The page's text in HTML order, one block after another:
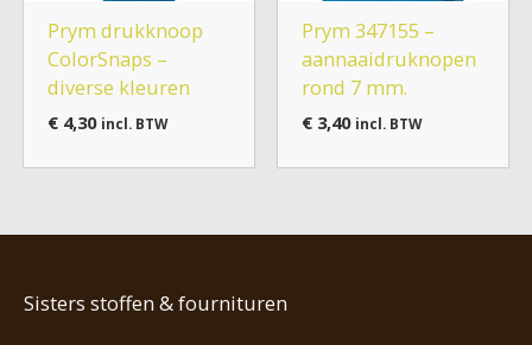
Prym drukknoop
ColorSnaps –
diverse kleuren
€4,30 incl. BTW
Prym 347155 –
aannaaidruknopen
rond 7 mm.
€3,40 incl. BTW
Sisters stoffen & fournituren